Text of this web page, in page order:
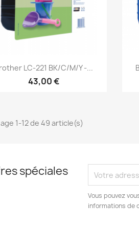
Aperçu rapide
LC-221 BK/C/M/Y -...
43,00 €
1-12 de 49 article(s)
spéciales
Vous pouvez
informations de